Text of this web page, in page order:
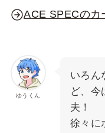
ACE SPECのカ
ゆうくん
いろん
ど、今
夫！
徐々に